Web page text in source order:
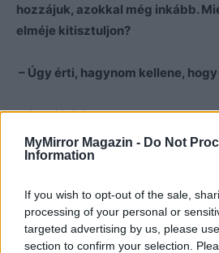
MyMirror Magazin - Do Not
Information
If you wish to opt-out of the sale,
processing of your personal or
targeted advertising by us, please
section to confirm your selection.
hozzájuk, azokkal még inkább.
elméje kitisztuljon?
– Úgy érti, hagynom kellene,
A fura férfi felnevetett.
bólogatni kezdett.
kapcsolatban. Nem bánom. Adok
épp azokat, amiket kér, de
valamit az életéből. Mi lenne, ha